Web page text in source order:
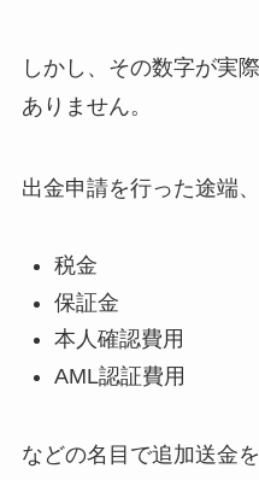
しかし、その数字が実
ありません。
出金申請を行った途端、
税金
保証金
本人確認費用
AML認証費用
などの名目で追加送金